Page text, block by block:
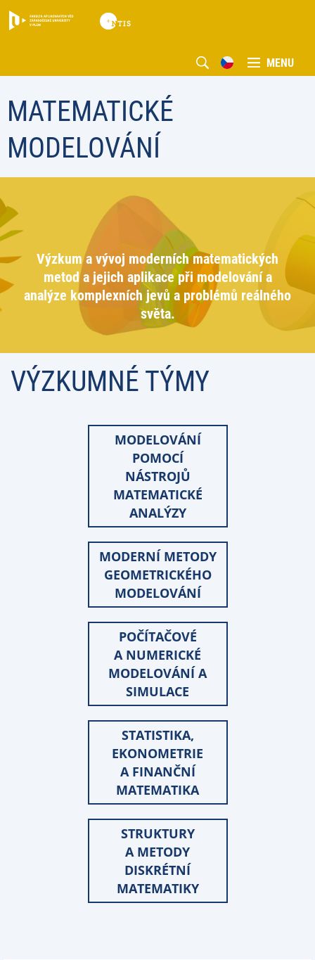
MENU
MATEMATICKÉ
MODELOVÁNÍ
Výzkum a vývoj moderních matematických
metod a jejich aplikace při modelování a
analýze komplexních jevů a problémů reálného
světa.
VÝZKUMNÉ TÝMY
MODELOVÁNÍ
POMOCÍ
NÁSTROJŮ
MATEMATICKÉ
ANALÝZY
MODERNÍ METODY
GEOMETRICKÉHO
MODELOVÁNÍ
POČÍTAČOVÉ
A NUMERICKÉ
MODELOVÁNÍ A
SIMULACE
STATISTIKA,
EKONOMETRIE
A FINANČNÍ
MATEMATIKA
STRUKTURY
A METODY
DISKRÉTNÍ
MATEMATIKY